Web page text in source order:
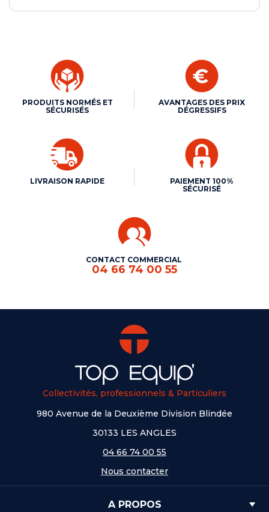
PRODUITS NORMÉS ET
SÉCURISÉS
AVANTAGES DES PRIX
DÉGRESSIFS
LIVRAISON RAPIDE
PAIEMENT 100%
SÉCURISÉ
CONTACT COMMERCIAL
04 66 74 00 55
Collectivités, professionnels & Particuliers
980 Avenue de la Deuxième Division Blindée
30133 LES ANGLES
04 66 74 00 55
Nous contacter
A PROPOS